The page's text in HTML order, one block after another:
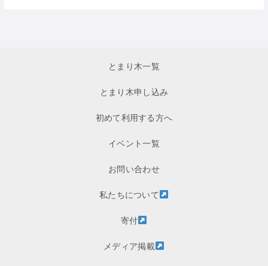
とまり木一覧
とまり木申し込み
初めて利用する方へ
イベント一覧
お問い合わせ
私たちについて
寄付
メディア掲載